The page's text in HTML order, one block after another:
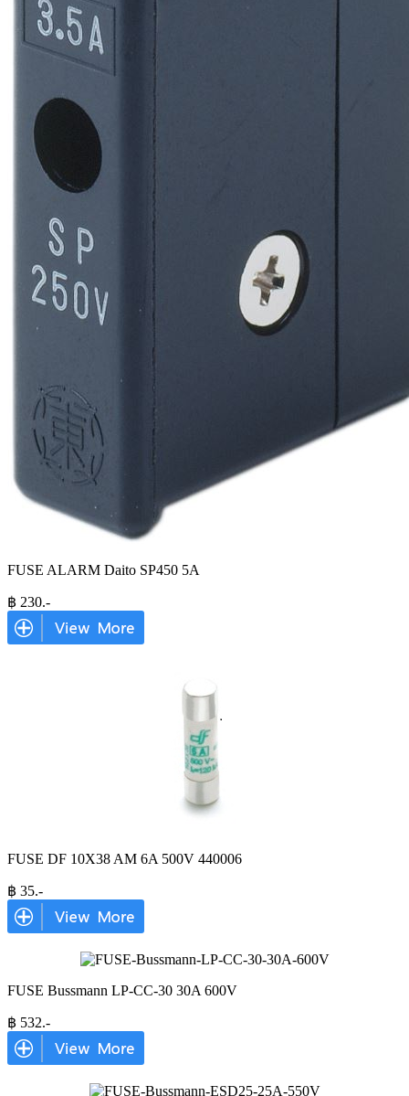
FUSE ALARM Daito SP450 5A
฿ 230.-
FUSE DF 10X38 AM 6A 500V 440006
฿ 35.-
FUSE Bussmann LP-CC-30 30A 600V
฿ 532.-